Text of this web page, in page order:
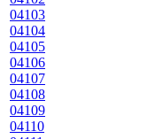
04103
04104
04105
04106
04107
04108
04109
04110